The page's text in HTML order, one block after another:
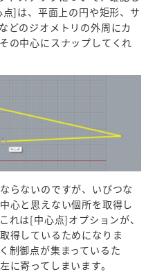
]は、平面上の円や矩形、サ
どのジオメトリの外周にカ
の中心にスナップしてくれ
らないのですが、いびつな
心と思えない個所を取得し
れは[中心点]オプションが、
得しているためになりま
制御点が集まっているた
に寄ってしまいます。